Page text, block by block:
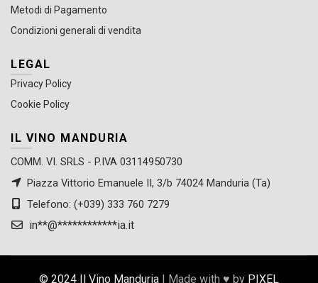
Metodi di Pagamento
Condizioni generali di vendita
LEGAL
Privacy Policy
Cookie Policy
IL VINO MANDURIA
COMM. VI. SRLS - P.IVA 03114950730
Piazza Vittorio Emanuele II, 3/b 74024 Manduria (Ta)
Telefono: (+039) 333 760 7279
in**@************ia.it
© 2024 Il Vino Manduria | Made with ♥ by PIXEL